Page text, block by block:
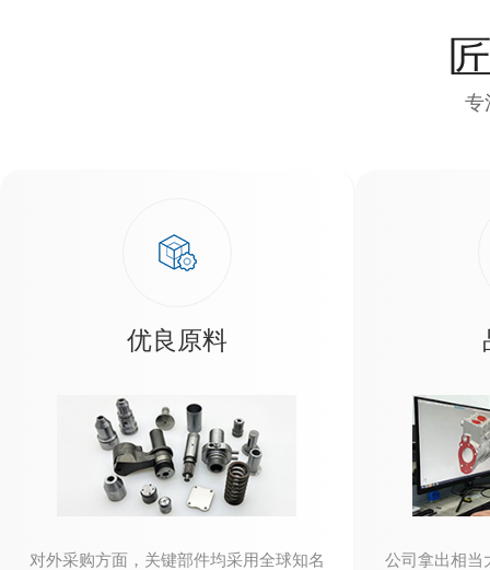
专
优良原料
对外采购方面，关键部件均采用全球知名
公司拿出相当